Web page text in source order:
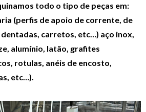
todo o tipo de peças em:
(perfis de apoio de corrente, de
carretos, etc…) aço inox,
alumínio, latão, grafites
rotulas, anéis de encosto,
etc…).